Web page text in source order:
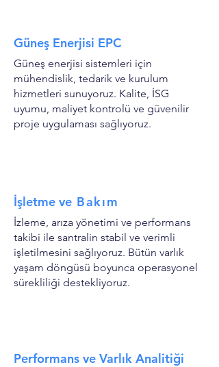
Güneş Enerjisi EPC
Güneş enerjisi sistemleri için
mühendislik, tedarik ve kurulum
hizmetleri sunuyoruz. Kalite, İSG
uyumu, maliyet kontrolü ve güvenilir
proje uygulaması sağlıyoruz.
İşletme ve Bakım
İzleme, arıza yönetimi ve performans
takibi ile santralin stabil ve verimli
işletilmesini sağlıyoruz. Bütün varlık
yaşam döngüsü boyunca operasyonel
sürekliliği destekliyoruz.
Performans ve Varlık Analitiği